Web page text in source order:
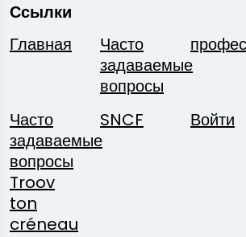
Ссылки
Главная
Часто
задаваемые
вопросы
Часто
задаваемые
вопросы
Troov
ton
créneau
SNCF Войти